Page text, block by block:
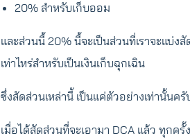
20% สำหรับเก็บออม
และส่วนนี้ 20% นี้จะเป็นส่วนที่เราจะแบ่ง
เท่าไหร่สำหรับเป็นเงินเก็บฉุกเฉิน
ซึ่งสัดส่วนเหล่านี้ เป็นแค่ตัวอย่างเท่านั้น
เมื่อได้สัดส่วนที่จะเอามา DCA แล้ว ทุกค